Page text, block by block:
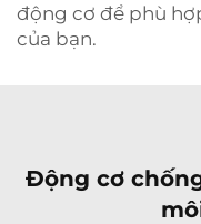
động cơ để phù
của bạn.
Động cơ